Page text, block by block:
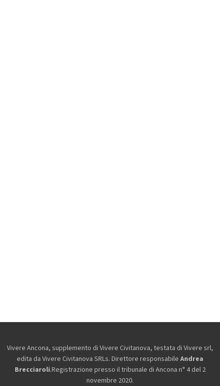
Vivere Ancona, supplemento di Vivere Civitanova, testata di Vivere srl,
edita da Vivere Civitanova SRLs. Direttore responsabile Andrea
Brecciaroli.Registrazione presso il tribunale di Ancona n° 4 del 2
novembre 2020.